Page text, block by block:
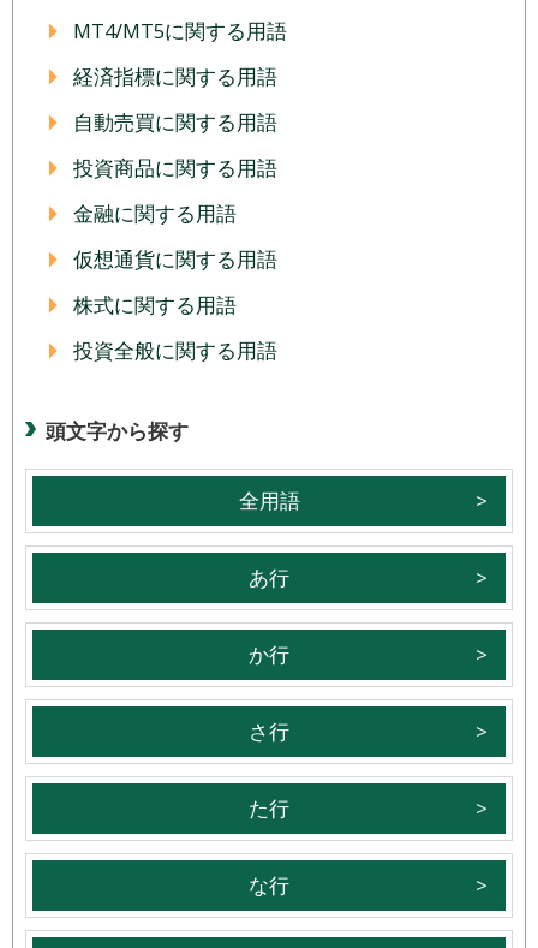
MT4/MT5に関する用語
経済指標に関する用語
自動売買に関する用語
投資商品に関する用語
金融に関する用語
仮想通貨に関する用語
株式に関する用語
投資全般に関する用語
頭文字から探す
全用語
あ行
か行
さ行
た行
な行